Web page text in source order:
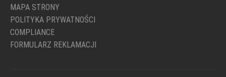
MAPA STRONY
POLITYKA PRYWATNOŚCI
COMPLIANCE
FORMULARZ REKLAMACJI